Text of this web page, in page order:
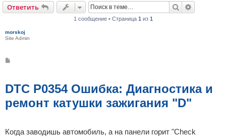
Ответить Поиск
1 сообщение • Страница 1 из 1
morskoj
Site Admin
щ
е
и
е
DTC P0354 Ошибка: Диагностика и
ремонт катушки зажигания "D"
Когда заводишь автомобиль, а на панели горит "Check